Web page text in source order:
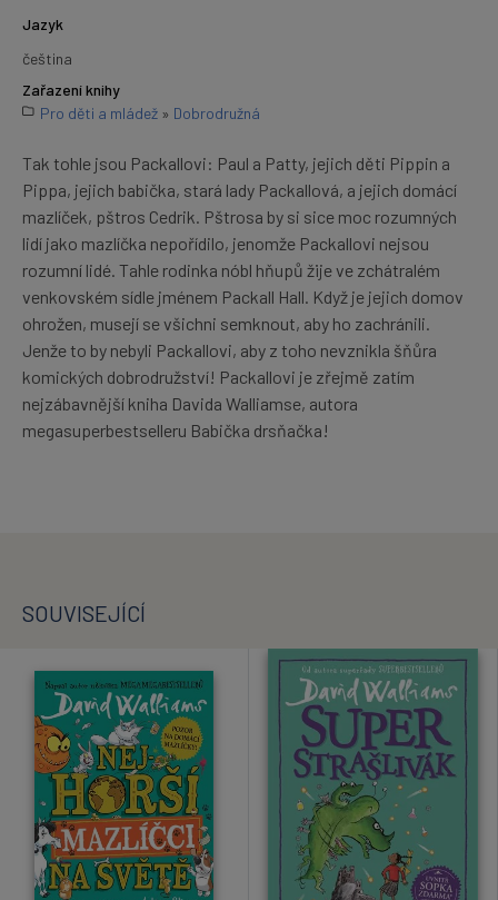
Jazyk
čeština
Zařazení knihy
Pro děti a mládež » Dobrodružná
Tak tohle jsou Packallovi: Paul a Patty, jejich děti Pippin a
Pippa, jejich babička, stará lady Packallová, a jejich domácí
mazlíček, pštros Cedrik. Pštrosa by si sice moc rozumných
lidí jako mazlíčka nepořídilo, jenomže Packallovi nejsou
rozumní lidé. Tahle rodinka nóbl hňupů žije ve zchátralém
venkovském sídle jménem Packall Hall. Když je jejich domov
ohrožen, musejí se všichni semknout, aby ho zachránili.
Jenže to by nebyli Packallovi, aby z toho nevznikla šňůra
komických dobrodružství! Packallovi je zřejmě zatím
nejzábavnější kniha Davida Walliamse, autora
megasuperbestselleru Babička drsňačka!
SOUVISEJÍCÍ